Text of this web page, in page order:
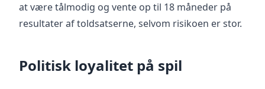
at være tålmodig og vente op til 18 måneder på
resultater af toldsatserne, selvom risikoen er stor.
Politisk loyalitet på spil